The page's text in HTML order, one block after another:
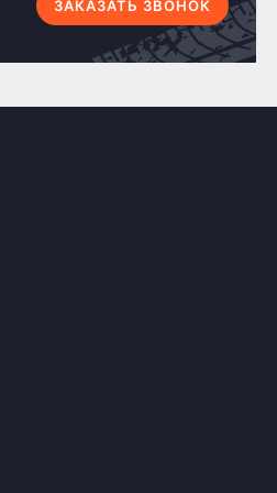
условиях.
по всей России всеми
(ПЭК, Деловые
Энергия и др.)
ЗАКАЗАТЬ ЗВОНОК